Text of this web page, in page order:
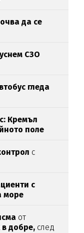
да се
СЗО
гледа
Кремъл
поле
с
с
море
от
в добре, след